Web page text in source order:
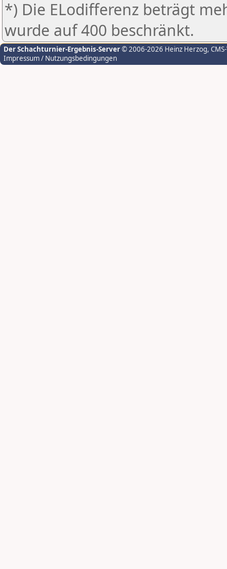
*) Die ELodifferenz beträgt
wurde auf 400 beschränkt.
Der Schachturnier-Ergebnis-Server© 2006-2026 Heinz Herzog,
Impressum / Nutzungsbedingungen